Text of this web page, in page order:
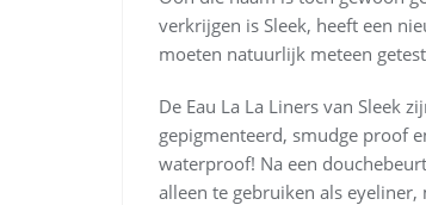
verkrijgen is Sleek, heeft een
moeten natuurlijk meteen
De Eau La La Liners van Sleek
gepigmenteerd, smudge proof
waterproof! Na een
alleen te gebruiken als